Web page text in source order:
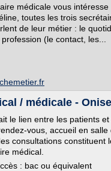
médicale vous intéresse
toutes les trois
de leur métier : le
(le contact, les...
/ médicale -
le lien entre les patients et
vous, accueil en salle
consultations constituent
médical.
: bac ou équivalent